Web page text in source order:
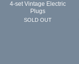
4-set Vintage Electric
Plugs
SOLD OUT